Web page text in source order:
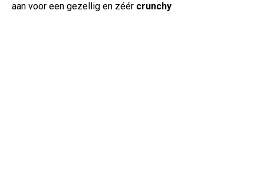
aan voor een gezellig en zéér crunchy